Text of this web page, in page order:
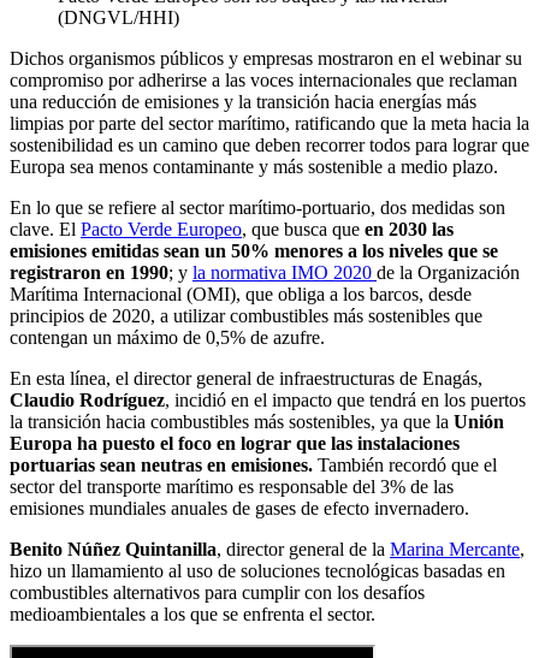
(DNGVL/HHI)
Dichos organismos públicos y empresas mostraron en el webinar su
compromiso por adherirse a las voces internacionales que reclaman
una reducción de emisiones y la transición hacia energías más
limpias por parte del sector marítimo, ratificando que la meta hacia la
sostenibilidad es un camino que deben recorrer todos para lograr que
Europa sea menos contaminante y más sostenible a medio plazo.
En lo que se refiere al sector marítimo-portuario, dos medidas son
clave. El Pacto Verde Europeo, que busca que en 2030 las
emisiones emitidas sean un 50% menores a los niveles que se
registraron en 1990; y la normativa IMO 2020 de la Organización
Marítima Internacional (OMI), que obliga a los barcos, desde
principios de 2020, a utilizar combustibles más sostenibles que
contengan un máximo de 0,5% de azufre.
En esta línea, el director general de infraestructuras de Enagás,
Claudio Rodríguez, incidió en el impacto que tendrá en los puertos
la transición hacia combustibles más sostenibles, ya que la Unión
Europa ha puesto el foco en lograr que las instalaciones
portuarias sean neutras en emisiones. También recordó que el
sector del transporte marítimo es responsable del 3% de las
emisiones mundiales anuales de gases de efecto invernadero.
Benito Núñez Quintanilla, director general de la Marina Mercante,
hizo un llamamiento al uso de soluciones tecnológicas basadas en
combustibles alternativos para cumplir con los desafíos
medioambientales a los que se enfrenta el sector.